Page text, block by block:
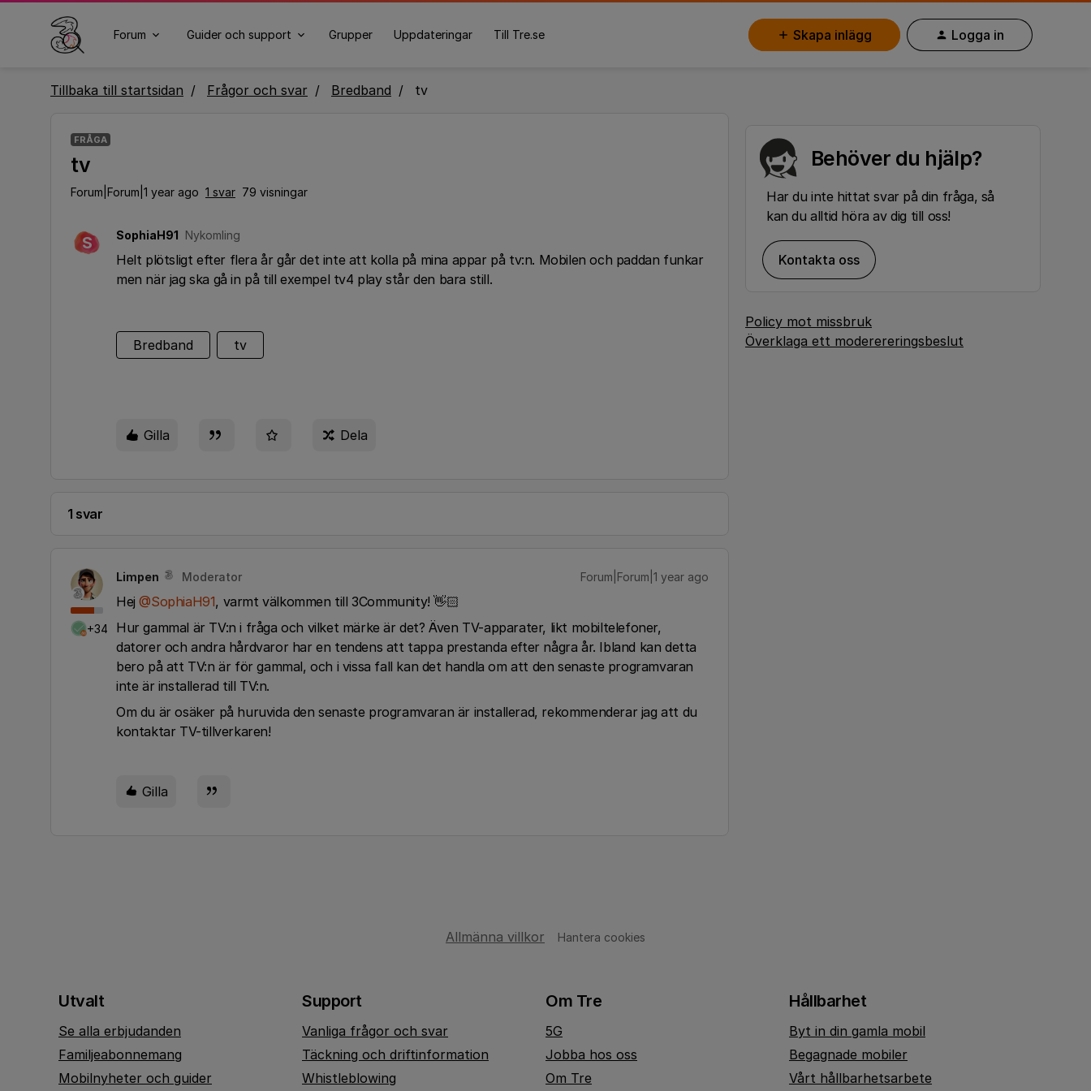
Forum Guider och support Grupper Uppdateringar Till Tre.se Skapa inlägg Logga in
Tillbaka till startsidan Frågor och svar Bredband tv
FRÅGA
tv
Forum|Forum|1 year ago 1 svar 79 visningar
S SophiaH91 Nykomling
Helt plötsligt efter flera år går det inte att kolla på mina appar på tv:n. Mobilen och paddan funkar
men när jag ska gå in på till exempel tv4 play står den bara still.
Bredband tv
Gilla Dela
1 svar
+34
Limpen Moderator Forum|Forum|1 year ago
Hej ​@SophiaH91, varmt välkommen till 3Community! 👋🏻
Hur gammal är TV:n i fråga och vilket märke är det? Även TV-apparater, likt mobiltelefoner,
datorer och andra hårdvaror har en tendens att tappa prestanda efter några år. Ibland kan detta
bero på att TV:n är för gammal, och i vissa fall kan det handla om att den senaste programvaran
inte är installerad till TV:n.
Om du är osäker på huruvida den senaste programvaran är installerad, rekommenderar jag att du
kontaktar TV-tillverkaren!
Gilla
Behöver du hjälp?
Har du inte hittat svar på din fråga, så
kan du alltid höra av dig till oss!
Kontakta oss
Policy mot missbruk
Överklaga ett moderereringsbeslut
Allmänna villkor Hantera cookies
Utvalt
Se alla erbjudanden
Familjeabonnemang
Mobilnyheter och guider
Support
Vanliga frågor och svar
Täckning och driftinformation
Whistleblowing
Om Tre
5G
Jobba hos oss
Om Tre
Hållbarhet
Byt in din gamla mobil
Begagnade mobiler
Vårt hållbarhetsarbete